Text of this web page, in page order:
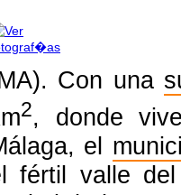
Con una
2, donde
el
fértil valle